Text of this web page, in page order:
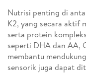
Nutrisi penting di
K2, yang secara aktif
serta protein
seperti DHA dan AA,
membantu
sensorik juga dapat